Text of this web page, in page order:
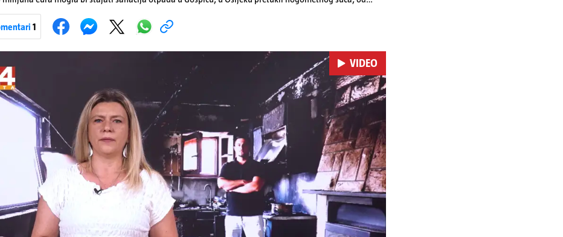
1
Pokretanje videa...
VIDEO